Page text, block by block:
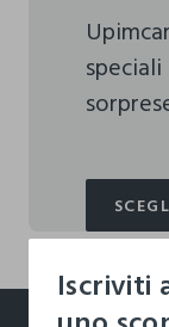
Iscriviti
footer.ariatitle